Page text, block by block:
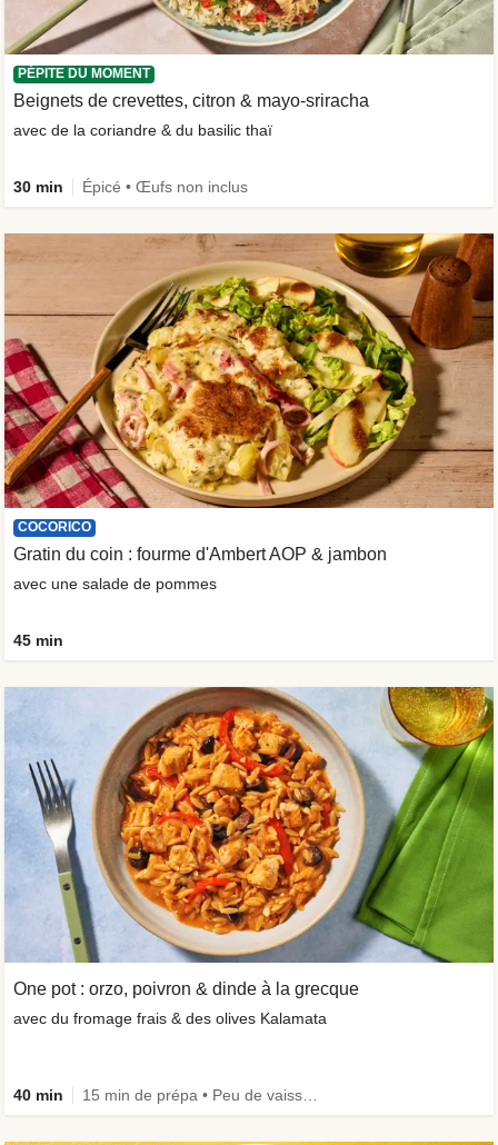
PÉPITE DU MOMENT
Beignets de crevettes, citron & mayo-sriracha
avec de la coriandre & du basilic thaï
30 min Épicé • Œufs non inclus
COCORICO
Gratin du coin : fourme d'Ambert AOP & jambon
avec une salade de pommes
45 min
One pot : orzo, poivron & dinde à la grecque
avec du fromage frais & des olives Kalamata
40 min